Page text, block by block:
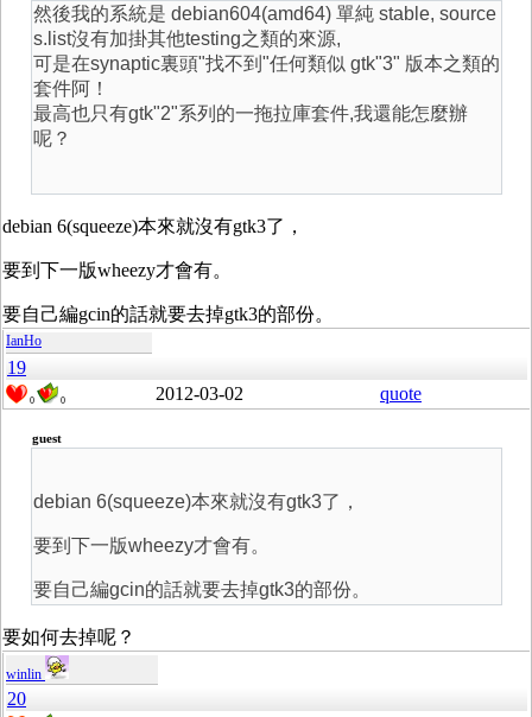
然後我的系統是 debian604(amd64) 單純 stable, source
s.list沒有加掛其他testing之類的來源,
可是在synaptic裏頭"找不到"任何類似 gtk"3" 版本之類的
套件阿！
最高也只有gtk"2"系列的一拖拉庫套件,我還能怎麼辦
呢？
debian 6(squeeze)本來就沒有gtk3了，
要到下一版wheezy才會有。
要自己編gcin的話就要去掉gtk3的部份。
IanHo
19
0 0 2012-03-02 quote
guest
debian 6(squeeze)本來就沒有gtk3了，
要到下一版wheezy才會有。
要自己編gcin的話就要去掉gtk3的部份。
要如何去掉呢？
winlin
20